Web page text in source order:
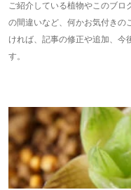
ご紹介している植物やこのブロ
の間違いなど、何かお気付きの
ければ、記事の修正や追加、今
す。